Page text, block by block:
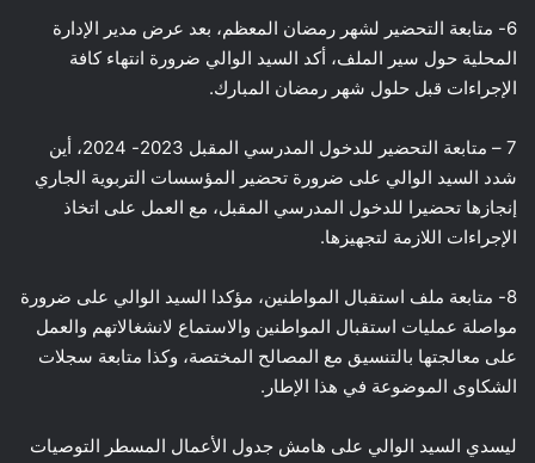
6- متابعة التحضير لشهر رمضان المعظم، بعد عرض مدير الإدارة
المحلية حول سير الملف، أكد السيد الوالي ضرورة انتهاء كافة
الإجراءات قبل حلول شهر رمضان المبارك.
7 – متابعة التحضير للدخول المدرسي المقبل 2023- 2024، أين
شدد السيد الوالي على ضرورة تحضير المؤسسات التربوية الجاري
إنجازها تحضيرا للدخول المدرسي المقبل، مع العمل على اتخاذ
الإجراءات اللازمة لتجهيزها.
8- متابعة ملف استقبال المواطنين، مؤكدا السيد الوالي على ضرورة
مواصلة عمليات استقبال المواطنين والاستماع لانشغالاتهم والعمل
على معالجتها بالتنسيق مع المصالح المختصة، وكذا متابعة سجلات
الشكاوى الموضوعة في هذا الإطار.
ليسدي السيد الوالي على هامش جدول الأعمال المسطر التوصيات